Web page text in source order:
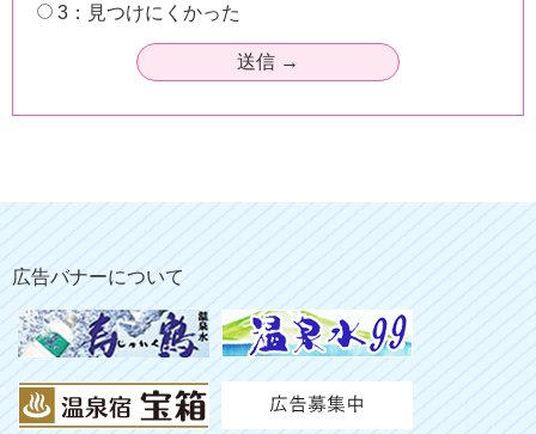
3：見つけにくかった
広告バナーについて